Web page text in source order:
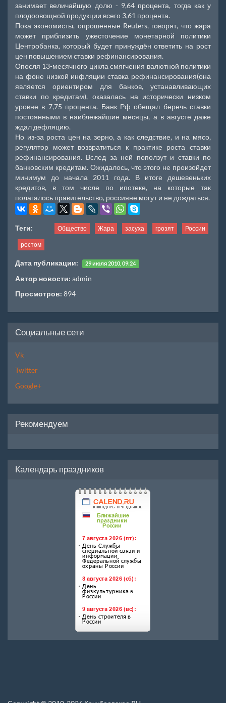
занимает величайшую долю - 9,64 процента, тогда как у
плодоовощной продукции всего 3,61 процента.
Пока экономисты, опрошенные Reuters, говорят, что жара
может приблизить ужесточение монетарной политики
Центробанка, который будет принуждён ответить на рост
цен повышением ставки рефинансирования.
Опосля 13-месячного цикла смягчения валютной политики
на фоне низкой инфляции ставка рефинансирования(она
является ориентиром для банков, устанавливающих
ставки по кредитам), оказалась на исторически низком
уровне в 7,75 процента. Банк Рф обещал беречь ставки
постоянными в наиблежайшие месяцы, а в августе даже
ждал дефляцию.
Но из-за роста цен на зерно, а как следствие, и на мясо,
регулятор может возвратиться к практике роста ставки
рефинансирования. Вслед за ней поползут и ставки по
банковским кредитам. Ожидалось, что этого не произойдет
минимум до начала 2011 года. В итоге дешевеньких
кредитов, в том числе по ипотеке, на которые так
полагалось правительство, россияне могут и не дождаться.
Теги: Общество Жара засуха грозят России
ростом
Дата публикации: 29 июля 2010, 09:24
Автор новости: admin
Просмотров: 894
Социальные сети
Vk
Twitter
Google+
Рекомендуем
Календарь праздников